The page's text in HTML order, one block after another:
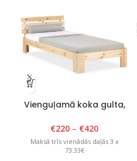
Vienguļamā koka gulta,
200cm, lakota
€220 – €420
Maksā trīs vienādās daļās 3 x
73.33€